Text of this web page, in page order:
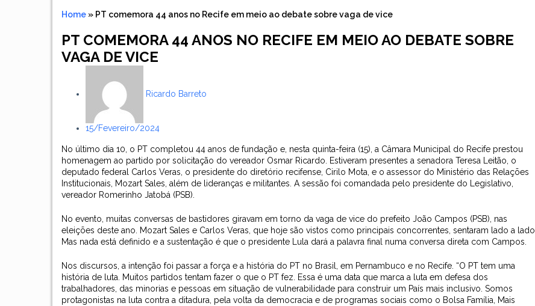
Home » PT comemora 44 anos no Recife em meio ao debate sobre vaga de vice
PT COMEMORA 44 ANOS NO RECIFE EM MEIO AO DEBATE SOBRE
VAGA DE VICE
Ricardo Barreto
15/fevereiro/2024
No último dia 10, o PT completou 44 anos de fundação e, nesta quinta-feira (15), a Câmara Municipal do Recife prestou
homenagem ao partido por solicitação do vereador Osmar Ricardo. Estiveram presentes a senadora Teresa Leitão, o
deputado federal Carlos Veras, o presidente do diretório recifense, Cirilo Mota, e o assessor do Ministério das Relações
Institucionais, Mozart Sales, além de lideranças e militantes. A sessão foi comandada pelo presidente do Legislativo,
vereador Romerinho Jatobá (PSB).
No evento, muitas conversas de bastidores giravam em torno da vaga de vice do prefeito João Campos (PSB), nas
eleições deste ano. Mozart Sales e Carlos Veras, que hoje são vistos como principais concorrentes, sentaram lado a lado.
Mas nada está definido e a sustentação é que o presidente Lula dará a palavra final numa conversa direta com Campos.
Nos discursos, a intenção foi passar a força e a história do PT no Brasil, em Pernambuco e no Recife. “O PT tem uma
história de luta. Muitos partidos tentam fazer o que o PT fez. Essa é uma data que marca a luta em defesa dos
trabalhadores, das minorias e pessoas em situação de vulnerabilidade para construir um País mais inclusivo. Somos
protagonistas na luta contra a ditadura, pela volta da democracia e de programas sociais como o Bolsa Família, Mais